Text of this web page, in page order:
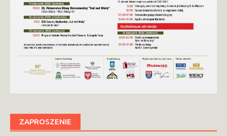
ZAPROSZENIE